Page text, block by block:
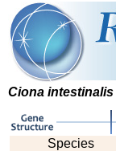
Ciona intestinalis
Species